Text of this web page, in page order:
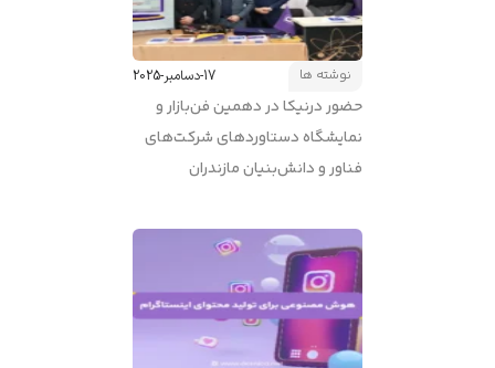
نوشته ها
حضور درنیکا در دهمین فن‌بازار و
نمایشگاه دستاوردهای شرکت‌های
فناور و دانش‌بنیان مازندران